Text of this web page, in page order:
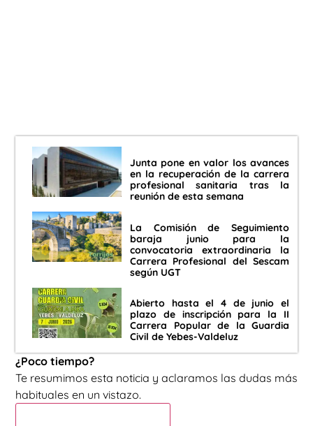
Junta pone en valor los avances
en la recuperación de la carrera
profesional sanitaria tras la
reunión de esta semana
La Comisión de Seguimiento
baraja junio para la
convocatoria extraordinaria la
Carrera Profesional del Sescam
según UGT
Abierto hasta el 4 de junio el
plazo de inscripción para la II
Carrera Popular de la Guardia
Civil de Yebes-Valdeluz
¿Poco tiempo?
Te resumimos esta noticia y aclaramos las dudas más
habituales en un vistazo.